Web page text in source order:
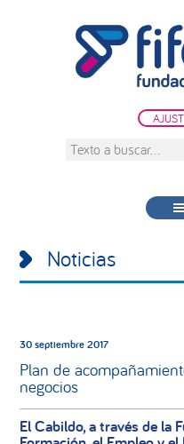
Texto
Noticias
30 septiembre 2017
Plan de
negocios
El Cabildo, a través de la